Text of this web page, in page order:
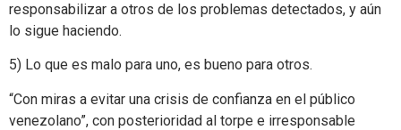
responsabilizar a otros de los problemas detectados, y aún
lo sigue haciendo.
5) Lo que es malo para uno, es bueno para otros.
“Con miras a evitar una crisis de confianza en el público
venezolano”, con posterioridad al torpe e irresponsable